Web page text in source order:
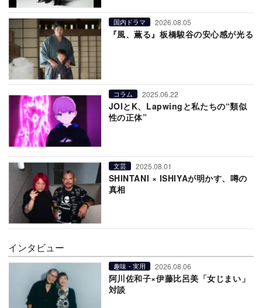
国内ドラマ 2026.08.05
『風、薫る』板橋駿谷の安心感が光る
コラム 2025.06.22
JOIとK、Lapwingと私たちの“類似
性の正体”
文芸 2025.08.01
SHINTANI × ISHIYAが明かす、噂の
真相
インタビュー
趣味・実用 2026.08.06
阿川佐和子×伊藤比呂美「女じまい」
対談